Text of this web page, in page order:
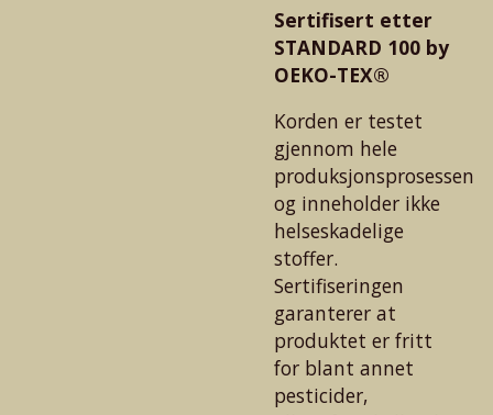
Sertifisert etter
STANDARD 100 by
OEKO-TEX®
Korden er testet
gjennom hele
produksjonsprosessen
og inneholder ikke
helseskadelige
stoffer.
Sertifiseringen
garanterer at
produktet er fritt
for blant annet
pesticider,